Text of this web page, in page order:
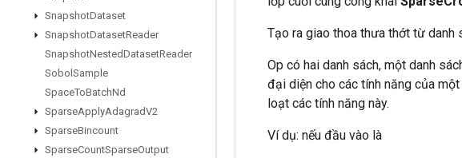
SnapshotDataset
SnapshotDatasetReader
SnapshotNestedDatasetReader
Sobol Sample
SpaceToBatchNd
SparseApplyAdagradV2
SparseBincount
SparseCountSparseOutput
Tạo ra giao thoa thưa thớt từ danh
Op có hai danh sách, một danh
đại diện cho các tính năng của
loạt các tính năng này.
Ví dụ: nếu đầu vào là